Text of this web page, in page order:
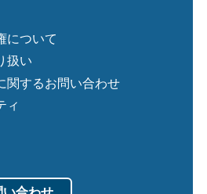
について
扱い
関するお問い合わせ
ィ